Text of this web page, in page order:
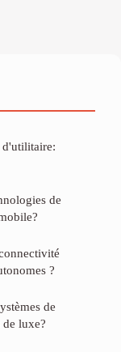
d'utilitaire:
de
?
de
luxe?